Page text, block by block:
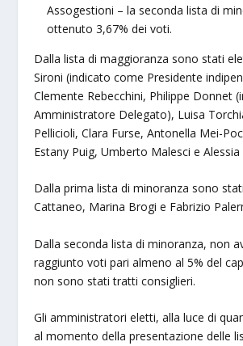
Assogestioni – la seconda lista di
ottenuto 3,67% dei voti.
Dalla lista di maggioranza sono stati
Sironi (indicato come Presidente
Clemente Rebecchini, Philippe Donnet
Amministratore Delegato), Luisa
Pellicioli, Clara Furse, Antonella Mei-
Estany Puig, Umberto Malesci e Alessia
Dalla prima lista di minoranza sono
Cattaneo, Marina Brogi e Fabrizio
Dalla seconda lista di minoranza, non
raggiunto voti pari almeno al 5% del
non sono stati tratti consiglieri.
Gli amministratori eletti, alla luce di
al momento della presentazione delle